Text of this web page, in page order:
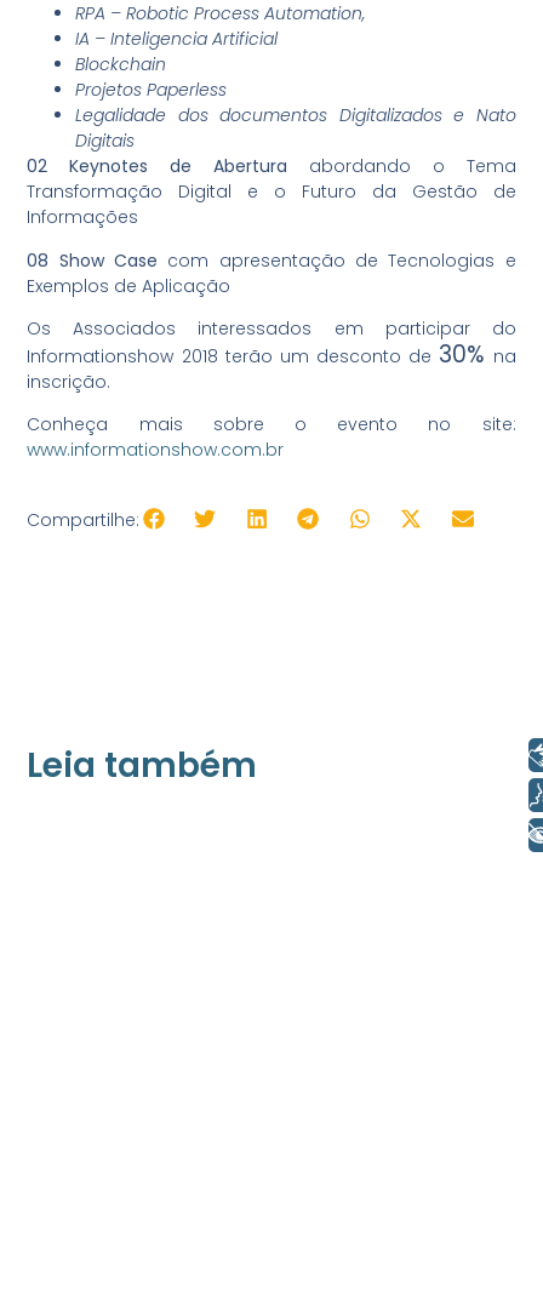
RPA – Robotic Process Automation,
IA – Inteligencia Artificial
Blockchain
Projetos Paperless
Legalidade dos documentos Digitalizados e Nato
Digitais
02 Keynotes de Abertura abordando o Tema
Transformação Digital e o Futuro da Gestão de
Informações
08 Show Case com apresentação de Tecnologias e
Exemplos de Aplicação
Os Associados interessados em participar do
Informationshow 2018 terão um desconto de 30% na
inscrição.
Conheça mais sobre o evento no site:
www.informationshow.com.br
Compartilhe:
Leia também